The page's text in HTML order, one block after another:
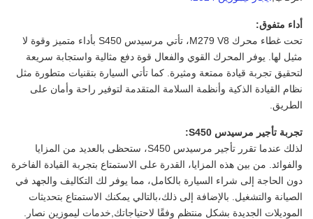
أداء متفوق:
تحت غطاء محرك M279 V8، تأتي مرسيدس S450 بأداء متميز وقوة لا
مثيل لها. يوفر المحرك القوي والفعال قوة دفع مثالية واستجابة سريعة
لتحقيق تجربة قيادة ممتعة ومثيرة. كما تأتي السيارة بتقنيات متطورة مثل
نظام القيادة الذكية وأنظمة السلامة المتقدمة لتوفير راحة وأمان على
الطريق.
تجربة تأجير مرسيدس S450:
لذلك عندما تقرر تأجير مرسيدس S450، ستحظى بالعديد من المزايا
والفوائد. من بين هذه المزايا، القدرة على الاستمتاع بتجربة القيادة الفاخرة
دون الحاجة إلى شراء السيارة بالكامل، مما يوفر لك التكاليف والجهد في
الصيانة والتشغيل. بالإضافة إلى ذلك،بالتالي يمكنك الاستمتاع بتحديثات
الموديلات الجديدة بشكل منتظم وفقًا لاحتياجاتك,خدمات ليموزين نصار.